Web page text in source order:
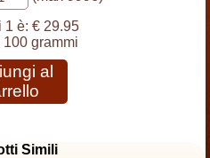
1 è: € 29.95
100 grammi
al
Simili